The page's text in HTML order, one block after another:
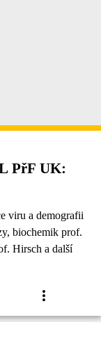
PřF UK:
viru a demografii
biochemik prof.
Hirsch a další